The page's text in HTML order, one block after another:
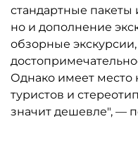
стандартные
но и дополнение
обзорные
Однако имеет место
туристов и
значит дешевле", —